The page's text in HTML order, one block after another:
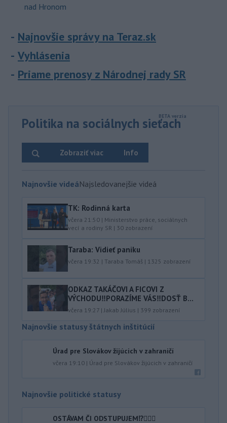
nad Hronom
Najnovšie správy na Teraz.sk
Vyhlásenia
Priame prenosy z Národnej rady SR
Politika na sociálnych sieťach
Info
Zobraziť viac
Najnovšie videáNajsledovanejšie videá
TK: Rodinná karta
včera 21:50 | Ministerstvo práce, sociálnych
vecí a rodiny SR | 30 zobrazení
Taraba: Vidieť paniku
včera 19:32 | Taraba Tomáš | 1325 zobrazení
ODKAZ TAKÁČOVI A FICOVI Z
VÝCHODU‼️PORAZÍME VÁS‼️DOSŤ B...
včera 19:27 | Jakab Július | 399 zobrazení
Najnovšie statusy štátnych inštitúcií
Úrad pre Slovákov žijúcich v zahraničí
včera 19:10 | Úrad pre Slovákov žijúcich v zahraničí
Najnovšie politické statusy
OSTÁVAM ČI ODSTUPUJEM⁉️🤷🏻‍♂️